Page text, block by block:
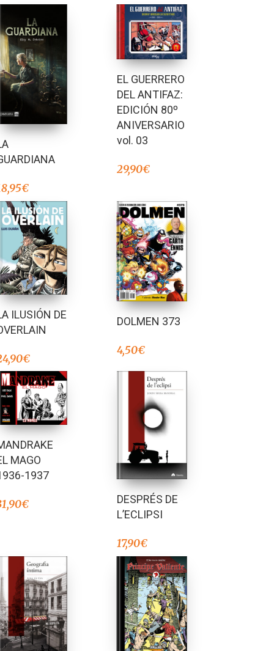
€
EL GUERRERO
DEL ANTIFAZ:
EDICIÓN 80º
ANIVERSARIO
vol. 03
29,90€
ILUSIÓN DE
€
DOLMEN 373
4,50€
MAGO
1937
€
DESPRÉS DE
L’ECLIPSI
17,90€